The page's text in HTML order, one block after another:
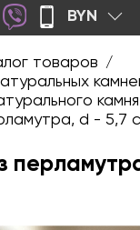
BYN
товаров /
камня
d - 5,7